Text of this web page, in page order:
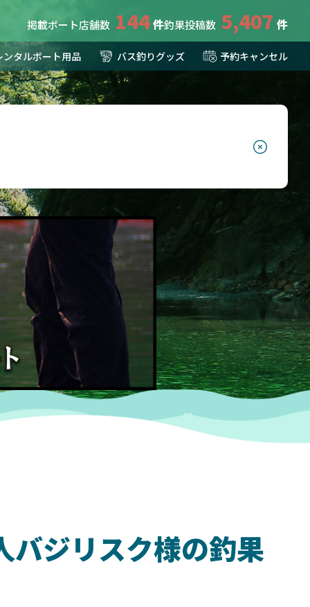
掲載ボート店舗数 144 釣果投稿数 5,407
ンタルボート用品 バス釣りグッズ 予約キャンセル
ジリスク様の釣果